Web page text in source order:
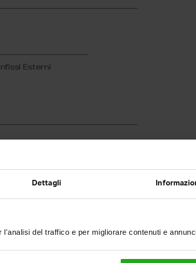
Dettagli
del traffico e per migliorare contenuti e
Esterni